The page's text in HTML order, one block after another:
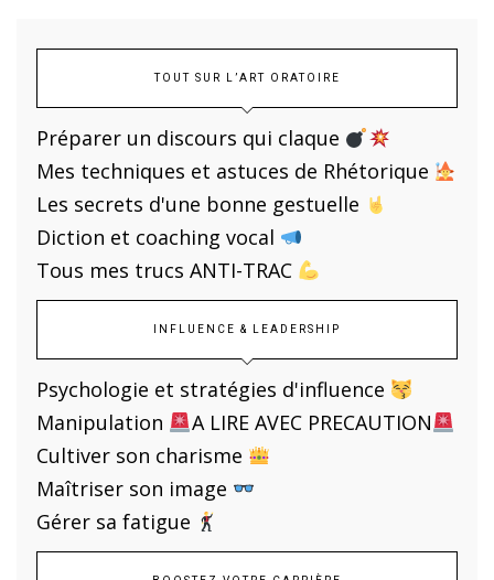
TOUT SUR L’ART ORATOIRE
Préparer un discours qui claque
Mes techniques et astuces de Rhétorique
Les secrets d'une bonne gestuelle
Diction et coaching vocal
Tous mes trucs ANTI-TRAC
INFLUENCE & LEADERSHIP
Psychologie et stratégies d'influence
Manipulation
A LIRE AVEC PRECAUTION
Cultiver son charisme
Maîtriser son image
Gérer sa fatigue